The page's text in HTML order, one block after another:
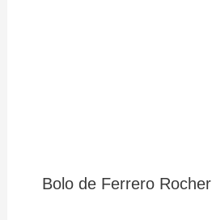
Bolo de Ferrero Rocher